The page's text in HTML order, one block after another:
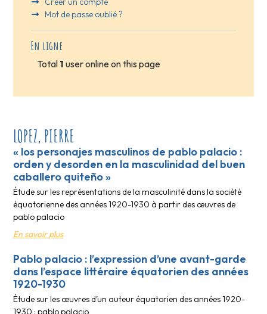
Mot de passe oublié ?
En ligne
Total 1 user online on this page
LOPEZ, PIERRE
« los personajes masculinos de pablo palacio :
orden y desorden en la masculinidad del buen
caballero quiteño »
Étude sur les représentations de la masculinité dans la société
équatorienne des années 1920-1930 à partir des œuvres de
pablo palacio
En savoir plus
Pablo palacio : l’expression d’une avant-garde
dans l’espace littéraire équatorien des années
1920-1930
Étude sur les œuvres d’un auteur équatorien des années 1920-
1930 : pablo palacio